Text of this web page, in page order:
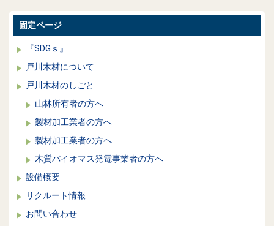
固定ページ
『SDGｓ』
戸川木材について
戸川木材のしごと
山林所有者の方へ
製材加工業者の方へ
製材加工業者の方へ
木質バイオマス発電事業者の方へ
設備概要
リクルート情報
お問い合わせ